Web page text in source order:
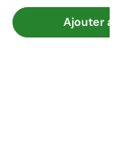
Ajouter au